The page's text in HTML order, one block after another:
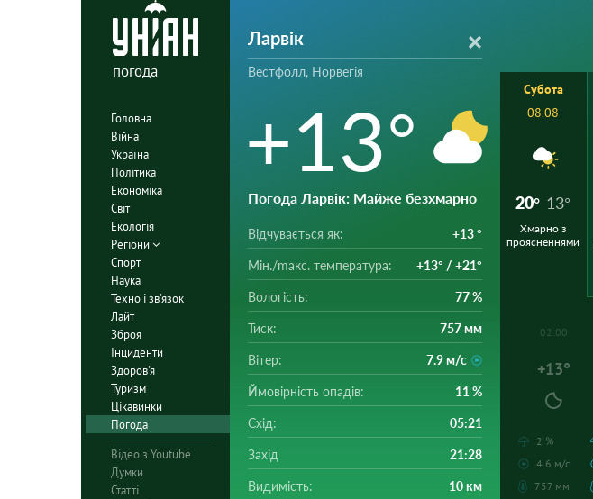
погода
Головна
Війна
Україна
Політика
Економіка
Світ
Екологія
Регіони
Спорт
Наука
Техно і зв'язок
Лайт
Зброя
Інциденти
Здоров'я
Туризм
Цікавинки
Погода
Відео з Youtube
Думки
Статті
Ларвік
Вестфолл, Норвегія
+13°
Погода Ларвік: Майже безхмарно
Відчувається як: +13 °
Мін./mакс. температура: +13° / +21°
Вологість: 77 %
Тиск: 757 мм
Вітер: 7.9 м/с
Ймовірність опадів: 11 %
Схід: 05:21
Захід 21:28
Видимість: 10 км
Субота
08.08
20° 13°
Хмарно з
проясненнями
02:00
+13°
2 %
4.6 м/с
757 мм